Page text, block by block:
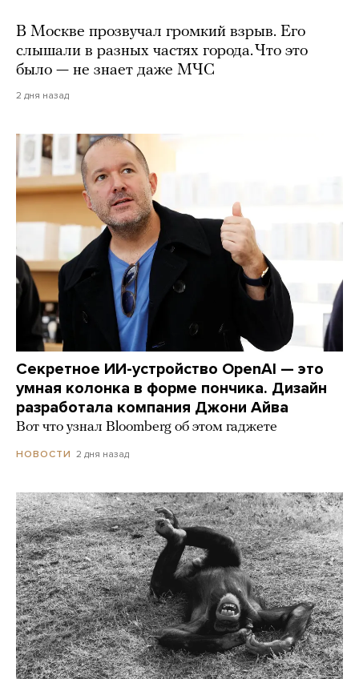
В Москве прозвучал громкий взрыв. Его
слышали в разных частях города. Что это
было — не знает даже МЧС
2 дня назад
Секретное ИИ-устройство OpenAI — это
умная колонка в форме пончика. Дизайн
разработала компания Джони Айва
Вот что узнал Bloomberg об этом гаджете
НОВОСТИ 2 дня назад